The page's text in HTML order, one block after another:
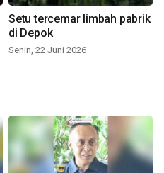
Setu tercemar limbah pabrik
di Depok
Senin, 22 Juni 2026